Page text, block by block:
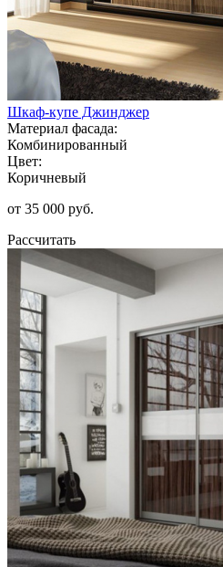
Шкаф-купе Джинджер
Материал фасада:
Комбинированный
Цвет:
Коричневый
от 35 000 руб.
Рассчитать